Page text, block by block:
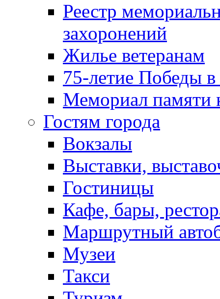
Реестр
захоронений
Жилье ветеранам
75-летие Победы
Мемориал памяти
Гостям города
Вокзалы
Выставки,
Гостиницы
Кафе, бары,
Маршрутный
Музеи
Такси